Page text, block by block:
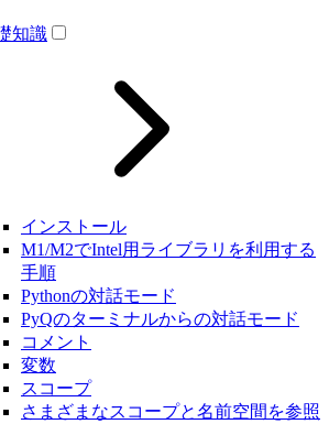
知識
インストール
M1/M2でIntel用ライブラリを利用する
手順
Pythonの対話モード
PyQのターミナルからの対話モード
コメント
変数
スコープ
さまざまなスコープと名前空間を参照